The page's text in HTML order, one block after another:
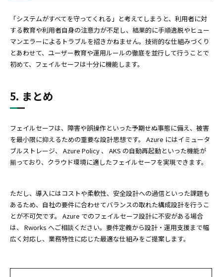
「システムがすべてを守ってくれる」と考えてしまうと、利用者に対
する教育や利用者自身の注意力が不足し、結果的に手順逸脱やヒュー
マンエラーによるトラブルを招きかねません。技術的な仕組みづくり
とあわせて、ユーザー教育や運用ルールの徹底を並行して行うことで
初めて、フェイルセーフは十分に機能します。
5. まとめ
フェイルセーフは、障害や誤操作といった予期せぬ事態に備え、被害
を最小限に抑えるための重要な設計思想です。 Azure にはイミュータ
ブルストレージ、 Azure Policy 、 AKS の自動再起動といった機能が
揃っており、クラウド環境に適したフェイルセーフを実現できます。
ただし、導入にはコストや柔軟性、安全設計への過信といった課題も
あるため、自社の要件に合わせてバランスの取れた構成設計を行うこ
とが不可欠です。 Azure でのフェイルセーフ設計に不安がある場合
は、 Rworks へご相談ください。要件定義から設計・運用支援まで幅
広く対応し、業務特性に応じた最適な仕組みをご提案します。